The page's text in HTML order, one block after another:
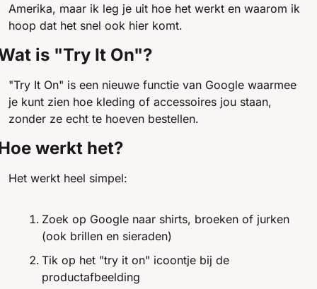
Amerika, maar ik leg je uit hoe het werkt en waarom ik
hoop dat het snel ook hier komt.
is "Try It On"?
"Try It On" is een nieuwe functie van Google waarmee
je kunt zien hoe kleding of accessoires jou staan,
zonder ze echt te hoeven bestellen.
werkt het?
Het werkt heel simpel:
Zoek op Google naar shirts, broeken of jurken
(ook brillen en sieraden)
Tik op het "try it on" icoontje bij de
productafbeelding